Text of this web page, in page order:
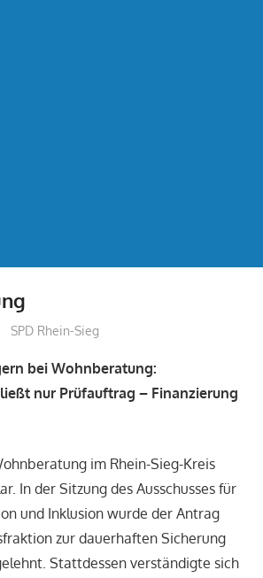
treffpunkt
SPD Rhein-Sieg
bei Wohnberatung:
nur Prüfauftrag – Finanzierung
im Rhein-Sieg-Kreis
In der Sitzung des Ausschusses für
und Inklusion wurde der Antrag
zur dauerhaften Sicherung
Stattdessen verständigte sich